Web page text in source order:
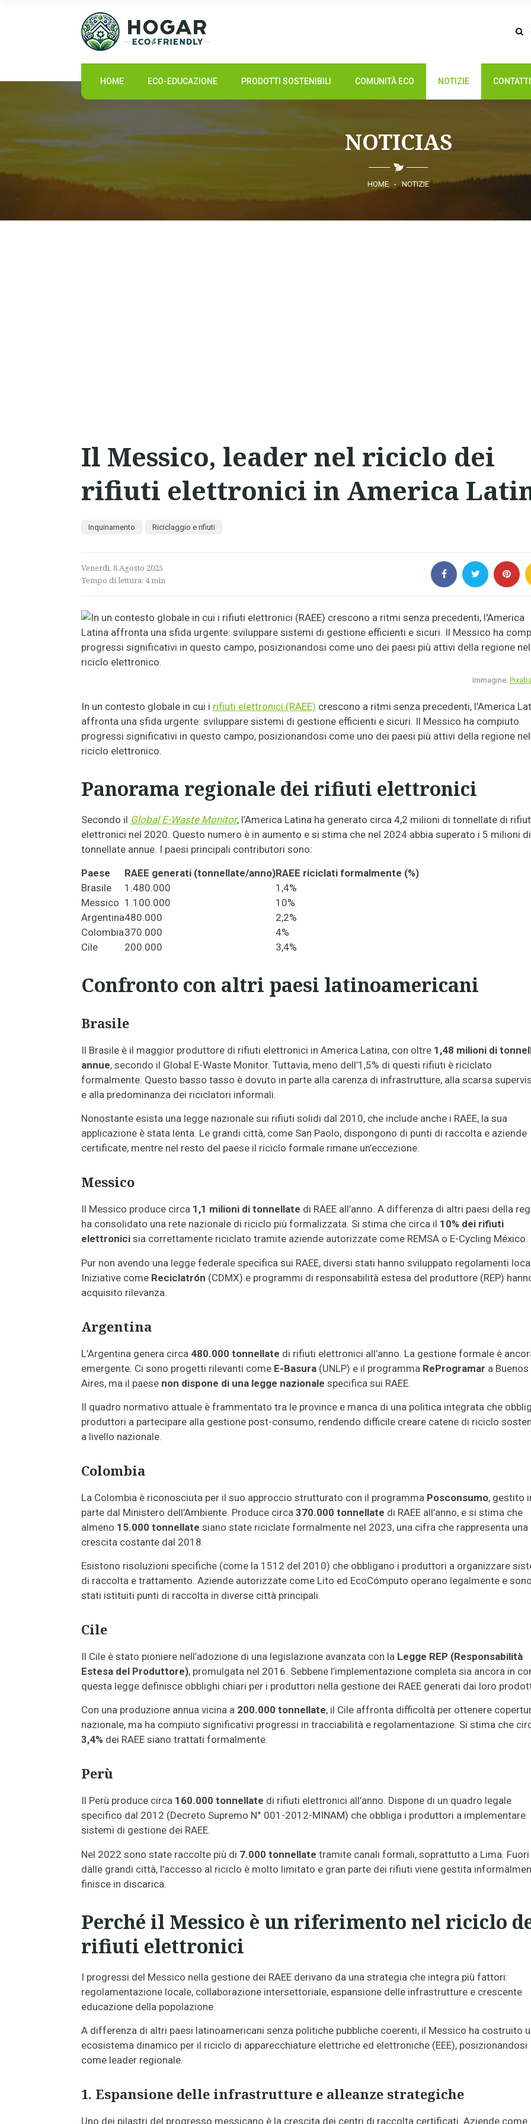
HOME ECO-EDUCAZIONE PRODOTTI SOSTENIBILI COMUNITÀ ECO NOTIZIE CONTATTI
COMUNITÀ ECO NOTICIAS
HOME - NOTIZIE
Il Messico, leader nel riciclo dei
rifiuti elettronici in America
Inquinamento Riciclaggio e rifiuti
Venerdì, 8 Agosto 2025
Tempo di lettura: 4min
Immagine:
In un contesto globale in cui i rifiuti elettronici (RAEE) crescono a ritmi senza precedenti, l’America
affronta una sfida urgente: sviluppare sistemi di gestione efficienti e sicuri. Il Messico ha compiuto
progressi significativi in questo campo, posizionandosi come uno dei paesi più attivi della regione nel
riciclo elettronico.
Panorama regionale dei rifiuti elettronici
Secondo il Global E-Waste Monitor, l’America Latina ha generato circa 4,2 milioni di tonnellate di
elettronici nel 2020. Questo numero è in aumento e si stima che nel 2024 abbia superato i 5 milioni di
tonnellate annue. I paesi principali contributori sono:
Paese RAEE generati (tonnellate/anno)RAEE riciclati formalmente (%)
Brasile
1.480.000
1,4%
Messico 1.100.000
10%
Argentina480.000
2,2%
Colombia370.000
4%
Cile
200.000 3,4%
Confronto con altri paesi latinoamericani
Brasile
Il Brasile è il maggior produttore di rifiuti elettronici in America Latina, con oltre 1,48 milioni di
annue, secondo il Global E-Waste Monitor. Tuttavia, meno dell’1,5% di questi rifiuti è riciclato
formalmente. Questo basso tasso è dovuto in parte alla carenza di infrastrutture, alla scarsa
e alla predominanza dei riciclatori informali.
Nonostante esista una legge nazionale sui rifiuti solidi dal 2010, che include anche i RAEE, la sua
applicazione è stata lenta. Le grandi città, come San Paolo, dispongono di punti di raccolta e aziende
certificate, mentre nel resto del paese il riciclo formale rimane un’eccezione.
Messico
Il Messico produce circa 1,1 milioni di tonnellate di RAEE all’anno. A differenza di altri paesi della
ha consolidato una rete nazionale di riciclo più formalizzata. Si stima che circa il 10% dei rifiuti
elettronici sia correttamente riciclato tramite aziende autorizzate come REMSA o E-Cycling México.
Pur non avendo una legge federale specifica sui RAEE, diversi stati hanno sviluppato regolamenti
Iniziative come Reciclatrón (CDMX) e programmi di responsabilità estesa del produttore (REP)
acquisito rilevanza.
Argentina
L’Argentina genera circa 480.000 tonnellate di rifiuti elettronici all’anno. La gestione formale è
emergente. Ci sono progetti rilevanti come E-Basura (UNLP) e il programma ReProgramar a Buenos
Aires, ma il paese non dispone di una legge nazionale specifica sui RAEE.
Il quadro normativo attuale è frammentato tra le province e manca di una politica integrata che
produttori a partecipare alla gestione post-consumo, rendendo difficile creare catene di riciclo
a livello nazionale.
Colombia
La Colombia è riconosciuta per il suo approccio strutturato con il programma Posconsumo, gestito
parte dal Ministero dell’Ambiente. Produce circa 370.000 tonnellate di RAEE all’anno, e si stima che
almeno 15.000 tonnellate siano state riciclate formalmente nel 2023, una cifra che rappresenta una
crescita costante dal 2018.
Esistono risoluzioni specifiche (come la 1512 del 2010) che obbligano i produttori a organizzare
di raccolta e trattamento. Aziende autorizzate come Lito ed EcoCómputo operano legalmente e sono
stati istituiti punti di raccolta in diverse città principali.
Cile
Il Cile è stato pioniere nell’adozione di una legislazione avanzata con la Legge REP (Responsabilità
Estesa del Produttore), promulgata nel 2016. Sebbene l’implementazione completa sia ancora in
questa legge definisce obblighi chiari per i produttori nella gestione dei RAEE generati dai loro
Con una produzione annua vicina a 200.000 tonnellate, il Cile affronta difficoltà per ottenere
nazionale, ma ha compiuto significativi progressi in tracciabilità e regolamentazione. Si stima che
3,4% dei RAEE siano trattati formalmente.
Perù
Il Perù produce circa 160.000 tonnellate di rifiuti elettronici all’anno. Dispone di un quadro legale
specifico dal 2012 (Decreto Supremo N° 001-2012-MINAM) che obbliga i produttori a implementare
sistemi di gestione dei RAEE.
Nel 2022 sono state raccolte più di 7.000 tonnellate tramite canali formali, soprattutto a Lima. Fuori
dalle grandi città, l’accesso al riciclo è molto limitato e gran parte dei rifiuti viene gestita
finisce in discarica.
Perché il Messico è un riferimento nel riciclo
rifiuti elettronici
I progressi del Messico nella gestione dei RAEE derivano da una strategia che integra più fattori:
regolamentazione locale, collaborazione intersettoriale, espansione delle infrastrutture e crescente
educazione della popolazione.
A differenza di altri paesi latinoamericani senza politiche pubbliche coerenti, il Messico ha costruito
ecosistema dinamico per il riciclo di apparecchiature elettriche ed elettroniche (EEE), posizionandosi
come leader regionale.
1. Espansione delle infrastrutture e alleanze strategiche
Uno dei pilastri del progresso messicano è la crescita dei centri di raccolta certificati. Aziende come